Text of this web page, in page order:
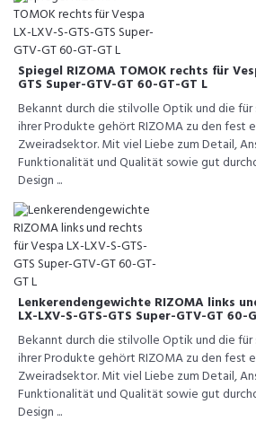
Spiegel RIZOMA TOMOK rechts für
GTS Super-GTV-GT 60-GT-GT L
Bekannt durch die stilvolle Optik und die
ihrer Produkte gehört RIZOMA zu den fest
Zweiradsektor. Mit viel Liebe zum Detail,
Funktionalität und Qualität sowie gut
Design ...
Lenkerendengewichte RIZOMA links
LX-LXV-S-GTS-GTS Super-GTV-GT 60-
Bekannt durch die stilvolle Optik und die
ihrer Produkte gehört RIZOMA zu den fest
Zweiradsektor. Mit viel Liebe zum Detail,
Funktionalität und Qualität sowie gut
Design ...